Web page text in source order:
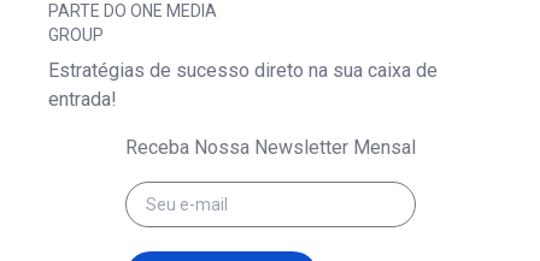
PARTE DO ONE MEDIA
GROUP
Estratégias de sucesso direto na sua caixa de
entrada!
Receba Nossa Newsletter Mensal